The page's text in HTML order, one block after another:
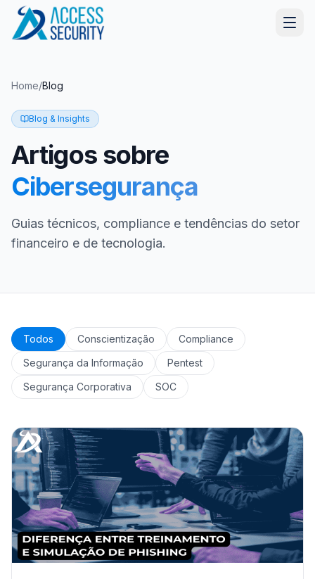
Home/Blog
Blog & Insights
Artigos sobre
Cibersegurança
Guias técnicos, compliance e tendências do setor
financeiro e de tecnologia.
Todos Conscientização
Compliance
Segurança da Informação
Pentest
Segurança Corporativa
SOC